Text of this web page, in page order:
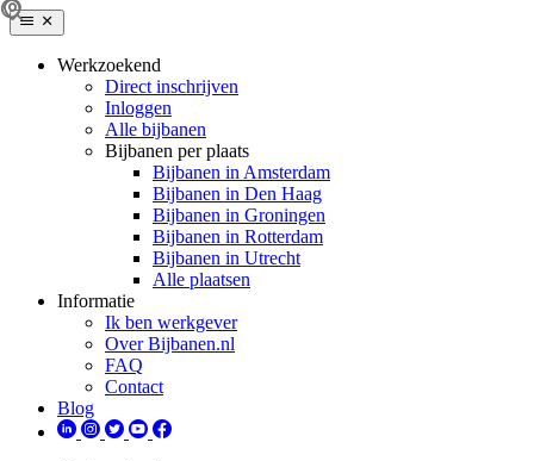
Werkzoekend
Direct inschrijven
Inloggen
Alle bijbanen
Bijbanen per plaats
Bijbanen in Amsterdam
Bijbanen in Den Haag
Bijbanen in Groningen
Bijbanen in Rotterdam
Bijbanen in Utrecht
Alle plaatsen
Informatie
Ik ben werkgever
Over Bijbanen.nl
FAQ
Contact
Blog